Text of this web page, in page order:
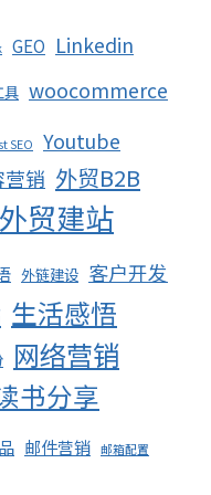
GEO Linkedin
具 woocommerce
SEO Youtube
营销 外贸B2B
外贸建站
外链建设 客户开发
生活感悟
网络营销
书分享
邮件营销 邮箱配置